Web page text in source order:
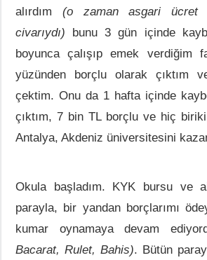
alırdım (o zaman asgari ücret
civarıydı) bunu 3 gün içinde
boyunca çalışıp emek verdiğim
yüzünden borçlu olarak çıktım
çektim. Onu da 1 hafta içinde
çıktım, 7 bin TL borçlu ve hiç
Antalya, Akdeniz üniversitesini
Okula başladım. KYK bursu ve
parayla, bir yandan borçlarımı
kumar oynamaya devam
Bacarat, Rulet, Bahis). Bütün